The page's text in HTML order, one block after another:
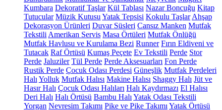
Kumbara Dekoratif Taşlar Kül Tablası Nazar Boncuğu Kitap
Tutucular Müzik Kutusu Yatak Tepsisi Kokulu Taşlar Ahşap
Dekorasyon Ürünleri Duvar Süsleri Cansız Manken Mutfak
Tekstili Amerikan Servis Masa Örtüleri Mutfak Önlüğü
Mutfak Havlusu ve Kurulama Bezi Runner Fırın Eldiveni ve
Tutacak Raf Örtüsü Kumaş Peçete Ev Tekstili Perde Stor
Perde Jaluziler Tül Perde Perde Aksesuarları Fon Perde
Rustik Perde Çocuk Odası Perdesi Güneşlik Mutfak Perdeleri
Halı Yolluk Mutfak Halısı Makine Halısı Shaggy Halı Jüt ve
Hasır Halı Çocuk Odası Halıları Halı Kaydırmazı El Halısı
Deri Halı Halı Örtüsü Bambu Halı Yatak Odası Tekstili
Yorgan Nevresim Takımı Pike ve Pike Takımı Yatak Örtüsü